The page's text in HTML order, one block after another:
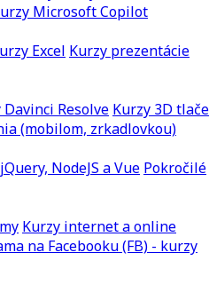
Microsoft Copilot
Excel Kurzy prezentácie
Davinci Resolve Kurzy 3D tlače
(mobilom, zrkadlovkou)
NodeJS a Vue Pokročilé
Kurzy internet a online
na Facebooku (FB) - kurzy